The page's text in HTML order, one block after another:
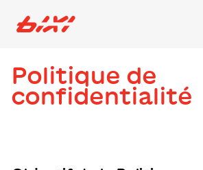
Logo Bixi Montréal
Politique de
confidentialité